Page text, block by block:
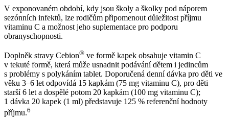
V exponovaném období, kdy jsou školy a školky pod náporem
sezónních infektů, lze rodičům připomenout důležitost příjmu
vitaminu C a možnost jeho suplementace pro podporu
obranyschopnosti.
Doplněk stravy Cebion® ve formě kapek obsahuje vitamin C
v tekuté formě, která může usnadnit podávání dětem i jedincům
s problémy s polykáním tablet. Doporučená denní dávka pro děti ve
věku 3–6 let odpovídá 15 kapkám (75 mg vitaminu C), pro děti
starší 6 let a dospělé potom 20 kapkám (100 mg vitaminu C);
1 dávka 20 kapek (1 ml) představuje 125 % referenční hodnoty
příjmu.6